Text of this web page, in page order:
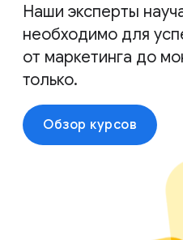
Наши эксперты
необходимо для
от маркетинга до
только.
Обзор курсов